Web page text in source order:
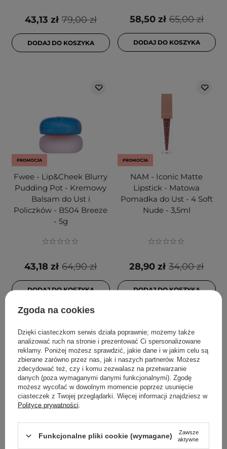
79,00 zł
43,13 zł
DODAJ DO KOSZYKA
65,00 zł
58,50 zł
DODAJ DO KOSZYKA
PROMOCJA
Fwee - Lip&Cheek Blurry
Pudding Pot - Kremowy
Balsam do Ust i
Policzków - BS04 Breeze
- 5g
64,90 zł
43,18 zł
DODAJ DO KOSZYKA
PROMOCJA
NAM - Iconic Matte
Lipstick - Matowa
Pomadka do Ust - 4 Soft
Nude - 3,5ml
34,00 zł
28,90 zł
DODAJ DO KOSZYKA
PROMOCJA
Lipstick - Matowa
Coralhaze - Volumizing
Lip Fondue -
Zgoda na cookies
Dzięki ciasteczkom serwis działa poprawnie; możemy także
analizować ruch na stronie i prezentować Ci spersonalizowane
reklamy. Poniżej możesz sprawdzić, jakie dane i w jakim celu są
zbierane zarówno przez nas, jak i naszych partnerów. Możesz
zdecydować też, czy i komu zezwalasz na przetwarzanie
danych (poza wymaganymi danymi funkcjonalnymi). Zgodę
możesz wycofać w dowolnym momencie poprzez usunięcie
ciasteczek z Twojej przeglądarki. Więcej informacji znajdziesz w
Polityce prywatności
Funkcjonalne pliki cookie (wymagane)
Zawsze
aktywne